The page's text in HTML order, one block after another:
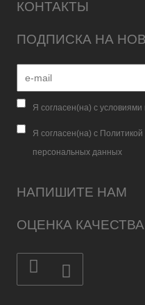
КОНТАКТЫ
ПОДПИСКА НА
Я согласен(на) с
Я согласен(на) с
персональных данных
НАПИШИТЕ НАМ
ОЦЕНКА КАЧЕСТВА